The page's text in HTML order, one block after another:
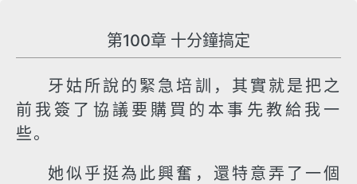
第100章 十分鐘搞定
牙姑所說的緊急培訓，其實就是把之
前我簽了協議要購買的本事先教給我一
些。
她似乎挺為此興奮，還特意弄了一個